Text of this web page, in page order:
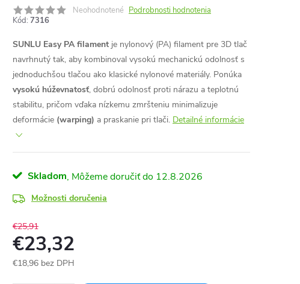
Neohodnotené Podrobnosti hodnotenia
Kód: 7316
SUNLU Easy PA filament je nylonový (PA) filament pre 3D tlač
navrhnutý tak, aby kombinoval vysokú mechanickú odolnosť s
jednoduchšou tlačou ako klasické nylonové materiály. Ponúka
vysokú húževnatosť, dobrú odolnosť proti nárazu a teplotnú
stabilitu, pričom vďaka nízkemu zmršteniu minimalizuje
deformácie (warping) a praskanie pri tlači. Detailné informácie
Skladom 12.8.2026
Možnosti doručenia
€25,91
€23,32
€18,96 bez DPH